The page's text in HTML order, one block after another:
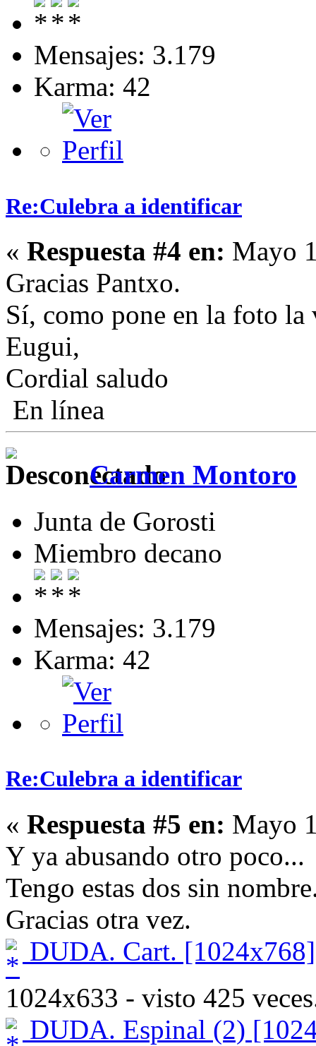
Mensajes: 3.179
Karma: 42
Re:Culebra a identificar
« Respuesta #4 en: Mayo
Gracias Pantxo.
Sí, como pone en la foto la
Eugui,
Cordial saludo
En línea
Carmen Montoro
Junta de Gorosti
Miembro decano
Mensajes: 3.179
Karma: 42
Re:Culebra a identificar
« Respuesta #5 en: Mayo
Y ya abusando otro poco...
Tengo estas dos sin
Gracias otra vez.
DUDA. Cart.
1024x633 - visto 425
DUDA. Espinal (2)